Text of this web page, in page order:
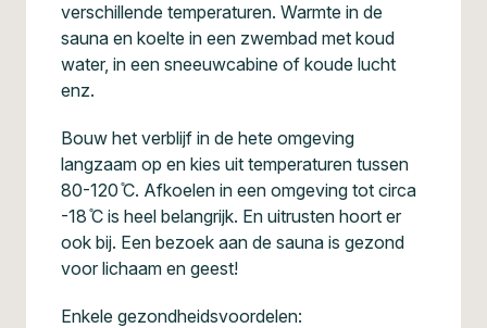
verschillende temperaturen. Warmte in de
sauna en koelte in een zwembad met koud
water, in een sneeuwcabine of koude lucht
enz.
Bouw het verblijf in de hete omgeving
langzaam op en kies uit temperaturen tussen
80-120 ̊C. Afkoelen in een omgeving tot circa
-18 ̊C is heel belangrijk. En uitrusten hoort er
ook bij. Een bezoek aan de sauna is gezond
voor lichaam en geest!
Enkele gezondheidsvoordelen: